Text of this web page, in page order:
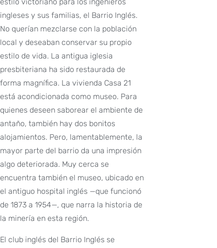
estilo victoriano para los ingenieros
ingleses y sus familias, el Barrio Inglés.
No querían mezclarse con la población
local y deseaban conservar su propio
estilo de vida. La antigua iglesia
presbiteriana ha sido restaurada de
forma magnífica. La vivienda Casa 21
está acondicionada como museo. Para
quienes deseen saborear el ambiente de
antaño, también hay dos bonitos
alojamientos. Pero, lamentablemente, la
mayor parte del barrio da una impresión
algo deteriorada. Muy cerca se
encuentra también el museo, ubicado en
el antiguo hospital inglés —que funcionó
de 1873 a 1954—, que narra la historia de
la minería en esta región.
El club inglés del Barrio Inglés se